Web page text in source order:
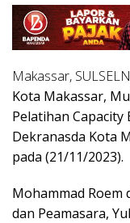
Makassar,
Kota Makassar,
Pelatihan
Dekranasda Kota
pada (21/11/2023).
Mohammad Roem
dan Peamasara,